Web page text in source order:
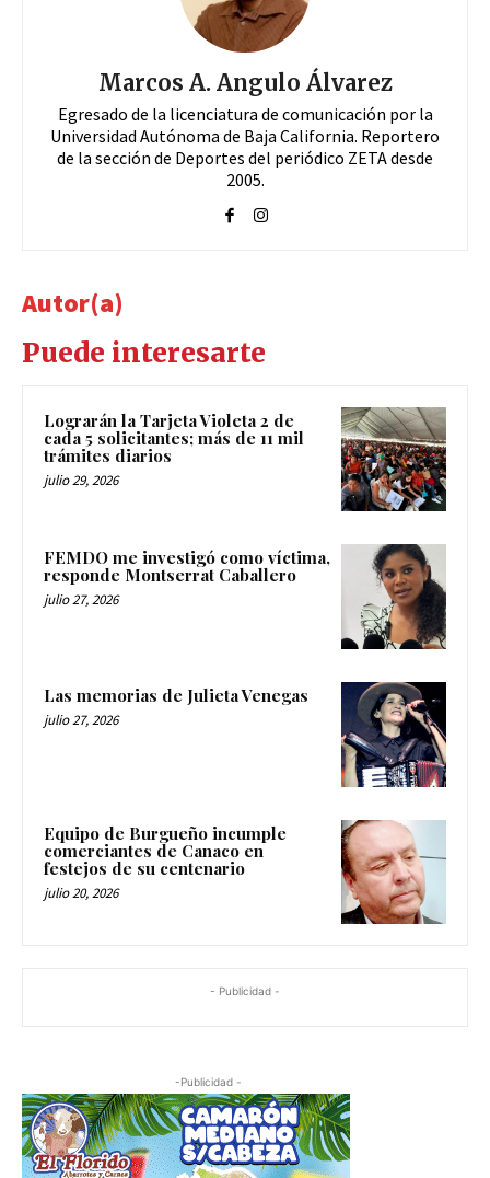
Marcos A. Angulo Álvarez
Egresado de la licenciatura de comunicación por la
Universidad Autónoma de Baja California. Reportero
de la sección de Deportes del periódico ZETA desde
2005.
Autor(a)
Puede interesarte
Lograrán la Tarjeta Violeta 2 de
cada 5 solicitantes; más de 11 mil
trámites diarios
julio 29, 2026
FEMDO me investigó como víctima,
responde Montserrat Caballero
julio 27, 2026
Las memorias de Julieta Venegas
julio 27, 2026
Equipo de Burgueño incumple
comerciantes de Canaco en
festejos de su centenario
julio 20, 2026
- Publicidad -
-Publicidad -